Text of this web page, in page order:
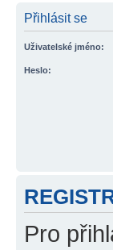
Přihlásit se
Uživatelské jméno:
Heslo:
Pro